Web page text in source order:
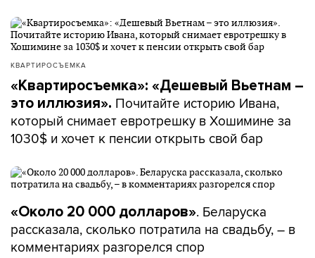
КВАРТИРОСЪЕМКА
«Квартиросъемка»: «Дешевый Вьетнам –
это иллюзия». Почитайте историю Ивана,
который снимает евротрешку в Хошимине за
1030$ и хочет к пенсии открыть свой бар
«Около 20 000 долларов». Беларуска
рассказала, сколько потратила на свадьбу, – в
комментариях разгорелся спор